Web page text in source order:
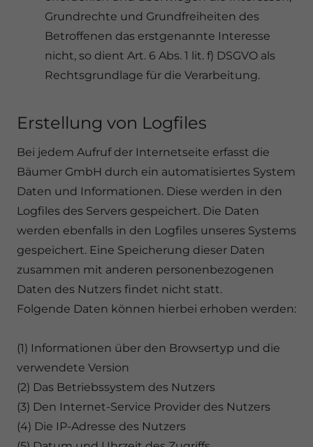
Grundrechte und Grundfreiheiten des
Betroffenen das erstgenannte Interesse
nicht, so dient Art. 6 Abs. 1 lit. f) DSGVO als
Rechtsgrundlage für die Verarbeitung.
Erstellung von Logfiles
Bei jedem Aufruf der Internetseite erfasst die
Bäumer GmbH durch ein automatisiertes System
Daten und Informationen. Diese werden in den
Logfiles des Servers gespeichert. Die Daten
werden ebenfalls in den Logfiles unseres Systems
gespeichert. Eine Speicherung dieser Daten
zusammen mit anderen personenbezogenen
Daten des Nutzers findet nicht statt.
Folgende Daten können hierbei erhoben werden:
(1) Informationen über den Browsertyp und die
verwendete Version
(2) Das Betriebssystem des Nutzers
(3) Den Internet-Service Provider des Nutzers
(4) Die IP-Adresse des Nutzers